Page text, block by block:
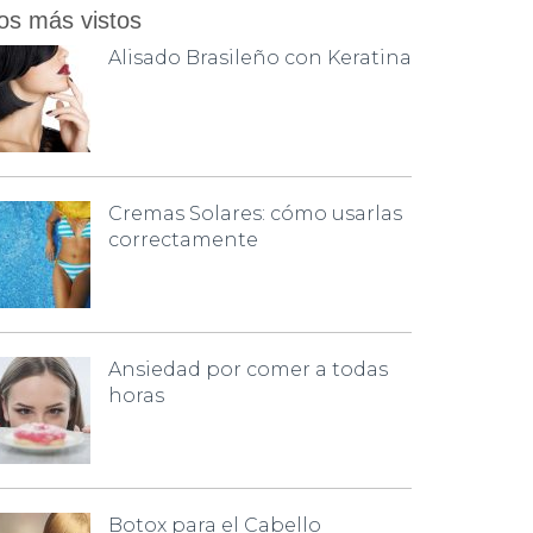
más vistos
Alisado Brasileño con Keratina
Cremas Solares: cómo usarlas
correctamente
Ansiedad por comer a todas
horas
Botox para el Cabello